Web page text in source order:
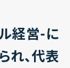
経営-に
れ、代表